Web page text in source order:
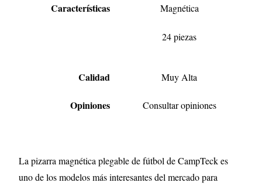
Características Magnética
24 piezas
Calidad Muy Alta
Opiniones Consultar opiniones
La pizarra magnética plegable de fútbol de CampTeck es
uno de los modelos más interesantes del mercado para